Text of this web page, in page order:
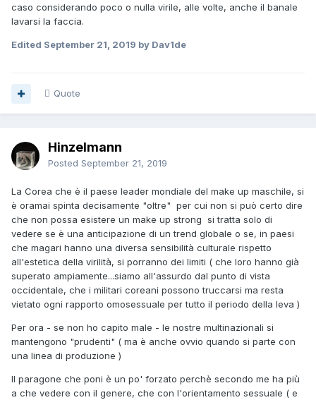
caso considerando poco o nulla virile, alle volte, anche il banale
lavarsi la faccia.
Edited September 21, 2019 by Dav1de
Quote
Hinzelmann
Posted September 21, 2019
La Corea che è il paese leader mondiale del make up maschile, si
è oramai spinta decisamente "oltre" per cui non si può certo dire
che non possa esistere un make up strong si tratta solo di
vedere se è una anticipazione di un trend globale o se, in paesi
che magari hanno una diversa sensibilità culturale rispetto
all'estetica della virilità, si porranno dei limiti ( che loro hanno già
superato ampiamente...siamo all'assurdo dal punto di vista
occidentale, che i militari coreani possono truccarsi ma resta
vietato ogni rapporto omosessuale per tutto il periodo della leva )
Per ora - se non ho capito male - le nostre multinazionali si
mantengono "prudenti" ( ma è anche ovvio quando si parte con
una linea di produzione )
Il paragone che poni è un po' forzato perchè secondo me ha più
a che vedere con il genere, che con l'orientamento sessuale ( e